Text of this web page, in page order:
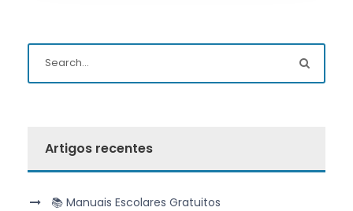
Artigos recentes
📚 Manuais Escolares Gratuitos